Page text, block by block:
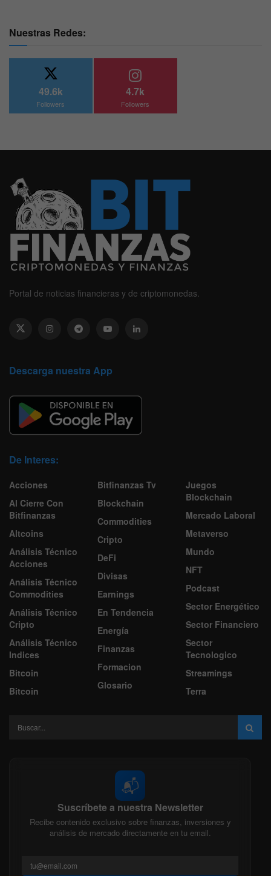
Nuestras Redes:
49.6k
Followers
4.7k
Followers
Portal de noticias financieras y de criptomonedas.
Descarga nuestra App
De Interes:
Acciones
Al Cierre Con
Bitfinanzas
Altcoins
Análisis Técnico
Acciones
Análisis Técnico
Commodities
Análisis Técnico
Cripto
Análisis Técnico
Indices
Bitcoin
Bitcoin
Bitfinanzas Tv
Blockchain
Commodities
Cripto
DeFi
Divisas
Earnings
En Tendencia
Energía
Finanzas
Formacion
Glosario
Juegos
Blockchain
Mercado Laboral
Metaverso
Mundo
NFT
Podcast
Sector Energético
Sector Financiero
Sector
Tecnologico
Streamings
Terra
📬
Suscríbete a nuestra Newsletter
Recibe contenido exclusivo sobre finanzas, inversiones y
análisis de mercado directamente en tu email.